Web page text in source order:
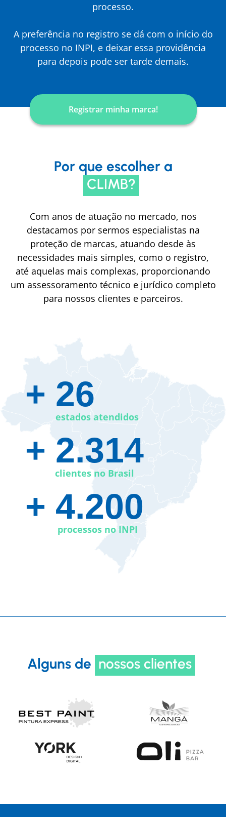
processo.
A preferência no registro se dá com o início do
processo no INPI, e deixar essa providência
para depois pode ser tarde demais.
Registrar minha marca!
Por que escolher a
CLIMB?
Com anos de atuação no mercado, nos
destacamos por sermos especialistas na
proteção de marcas, atuando desde às
necessidades mais simples, como o registro,
até aquelas mais complexas, proporcionando
um assessoramento técnico e jurídico completo
para nossos clientes e parceiros.
+ 26​
estados atendidos
+ 2.314
clientes no Brasil
+ 4.200
processos no INPI
Alguns de nossos clientes